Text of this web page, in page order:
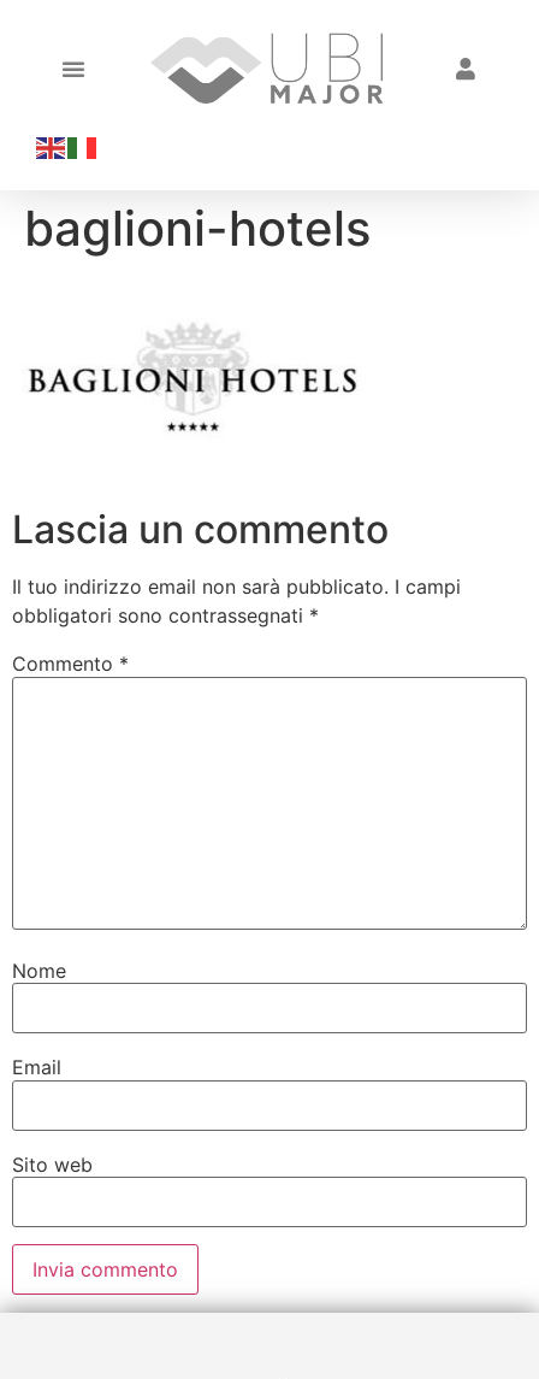
baglioni-hotels
Lascia un commento
Il tuo indirizzo email non sarà pubblicato. I campi
obbligatori sono contrassegnati *
Commento *
Nome
Email
Sito web